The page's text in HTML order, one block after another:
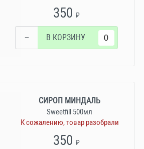
350₽
− В КОРЗИНУ
СИРОП МИНДАЛЬ
Sweetfill 500мл
К сожалению, товар разобрали
350₽